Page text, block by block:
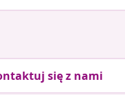
się z nami